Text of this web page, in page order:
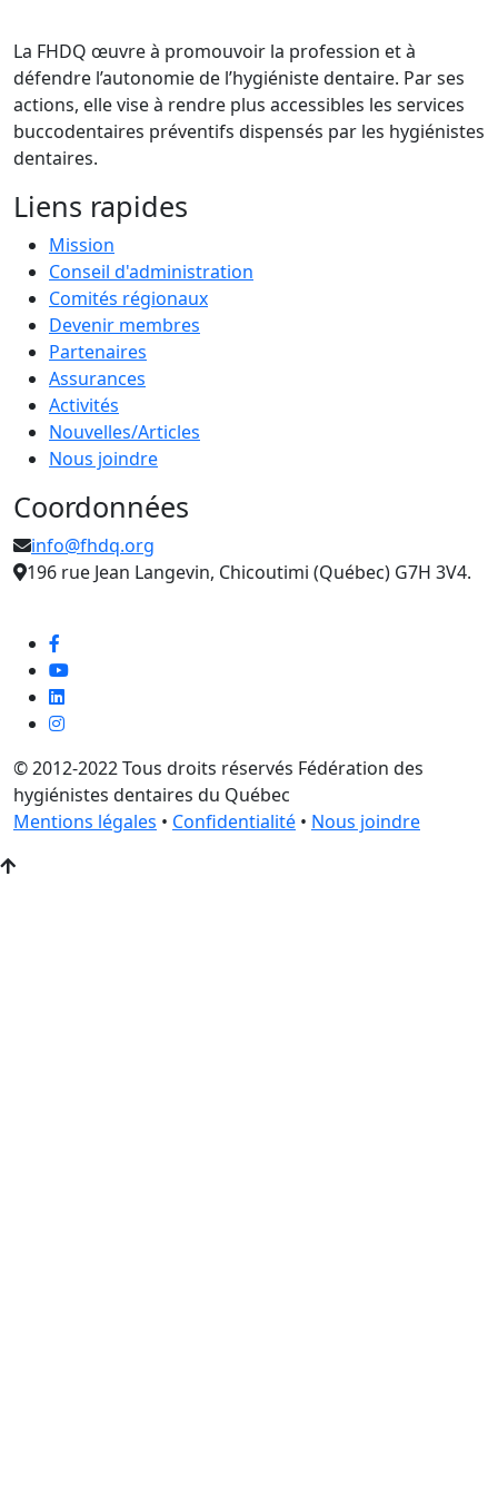
La FHDQ œuvre à promouvoir la profession et à
défendre l’autonomie de l’hygiéniste dentaire. Par ses
actions, elle vise à rendre plus accessibles les services
buccodentaires préventifs dispensés par les hygiénistes
dentaires.
Liens rapides
Mission
Conseil d'administration
Comités régionaux
Devenir membres
Partenaires
Assurances
Activités
Nouvelles/Articles
Nous joindre
Coordonnées
info@fhdq.org
196 rue Jean Langevin, Chicoutimi (Québec) G7H 3V4.
© 2012-2022 Tous droits réservés Fédération des
hygiénistes dentaires du Québec
Mentions légales • Confidentialité • Nous joindre